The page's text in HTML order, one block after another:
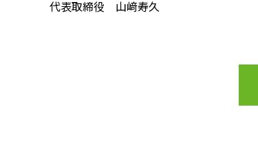
代表取締役 山﨑寿久